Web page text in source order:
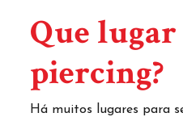
Que
piercing?
Há muitos lugares para